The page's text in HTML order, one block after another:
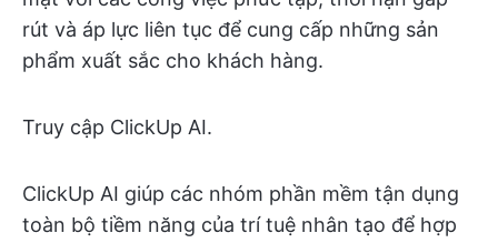
rút và áp lực liên tục để cung cấp những sản
phẩm xuất sắc cho khách hàng.
Truy cập ClickUp AI.
ClickUp AI giúp các nhóm phần mềm tận dụng
toàn bộ tiềm năng của trí tuệ nhân tạo để hợp